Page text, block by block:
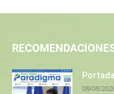
08/08/